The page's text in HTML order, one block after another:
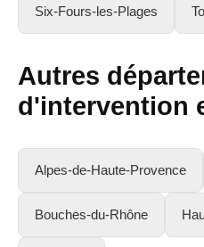
Six-Fours-les-Plages
Autres
d'intervention
Alpes-de-Haute-Provence
Bouches-du-Rhône